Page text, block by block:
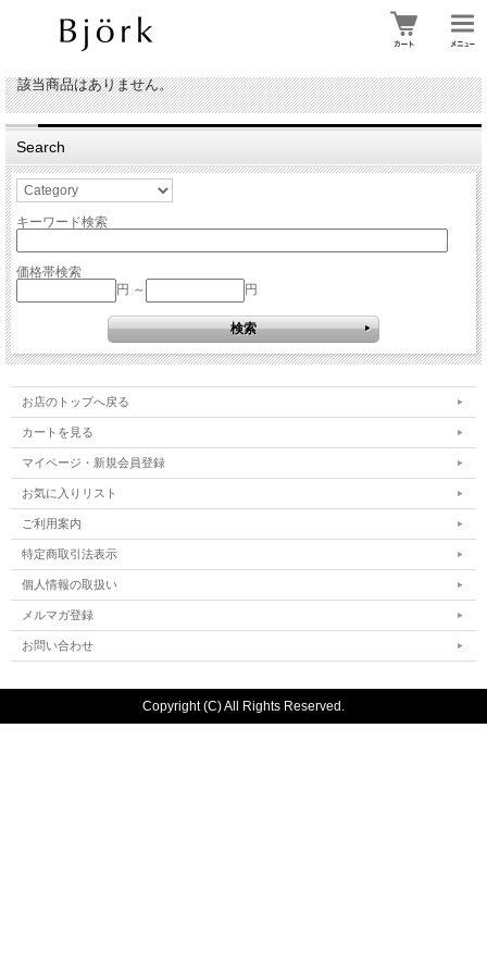
該当商品はありません。
Search
キーワード検索
価格帯検索
円 ～
円
お店のトップへ戻る
カートを見る
マイページ・新規会員登録
お気に入りリスト
ご利用案内
特定商取引法表示
個人情報の取扱い
メルマガ登録
お問い合わせ
Copyright (C) All Rights Reserved.